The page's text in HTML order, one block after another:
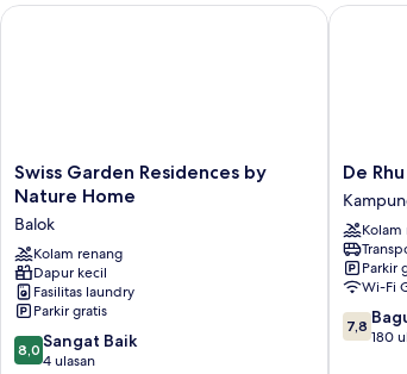
Swiss
Garden
by
Nature
Home
Balok
Swiss Garden Residences by
Nature Home
Balok
Kolam renang
Dapur kecil
Fasilitas laundry
Parkir gratis
8.0
dari
8,0 Sangat Baik
4 ulasan
Swiss Garden Residences by Nature Home
De
Rhu
Beach
Resort
Chengal
De
Kolam
Parkir
Wi-Fi
7.8
dari
7,8
180
De Rhu